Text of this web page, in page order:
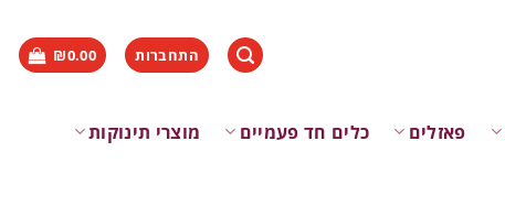
התחברות ₪0.00
פאזלים כלים חד פעמיים
מוצרי תינוקות